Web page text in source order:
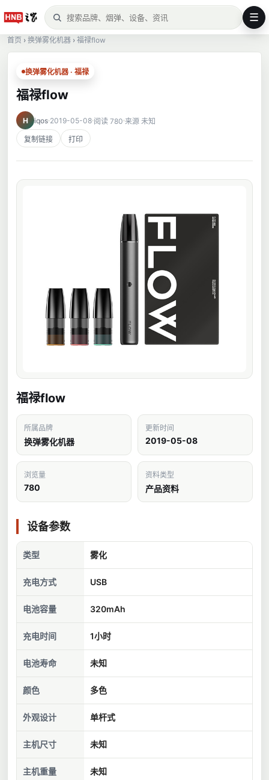
☰
首页 › 换弹雾化机器 › 福禄flow
换弹雾化机器 · 福禄
福禄flow
H iqos 2019-05-08 阅读 780 来源 未知
复制链接 打印
福禄flow
所属品牌
换弹雾化机器
更新时间
2019-05-08
浏览量
780
资料类型
产品资料
设备参数
类型 雾化
充电方式 USB
电池容量 320mAh
充电时间 1小时
电池寿命 未知
颜色 多色
外观设计 单杆式
主机尺寸 未知
主机重量 未知